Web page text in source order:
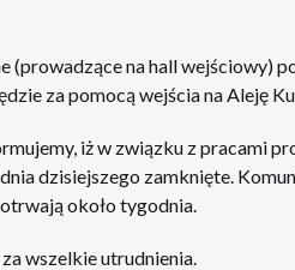
(prowadzące na hall wejściowy)
za pomocą wejścia na Aleję
iż w związku z pracami
dzisiejszego zamknięte.
około tygodnia.
wszelkie utrudnienia.